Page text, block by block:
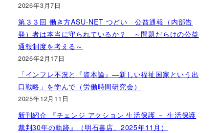
2026年3月7日
第３３回 働き方ASU-NET つどい 公益通報（内部告
発）者は本当に守られているか？ ～問題だらけの公益
通報制度を考える～
2026年2月17日
「インフレ不況と『資本論』―新しい福祉国家という出
口戦略」を学んで（労働時間研究会）
2025年12月11日
新刊紹介 『チェンジ アクション 生活保護 － 生活保護
裁判30年の軌跡』（明石書店、2025年11月）